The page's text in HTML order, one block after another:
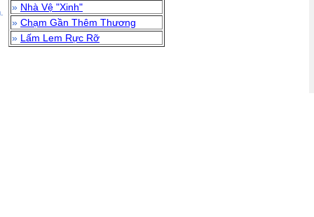
» Nhà Vệ "Xinh"
» Chạm Gần Thêm Thương
» Lấm Lem Rực Rỡ